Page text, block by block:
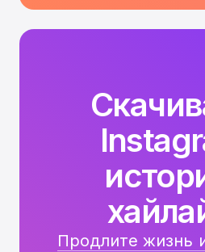
Продлите жизнь